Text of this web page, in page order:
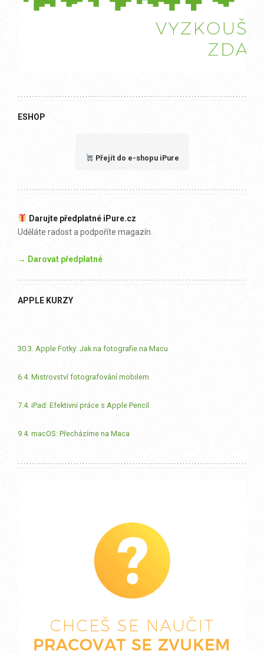
ESHOP
Přejít do e-shopu iPure
Darujte předplatné iPure.cz
Uděláte radost a podpoříte magazín.
→ Darovat předplatné
APPLE KURZY
30.3. Apple Fotky: Jak na fotografie na Macu
6.4. Mistrovství fotografování mobilem
7.4. iPad: Efektivní práce s Apple Pencil
9.4. macOS: Přecházíme na Maca